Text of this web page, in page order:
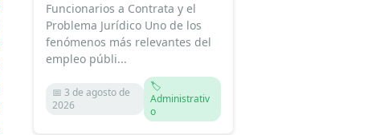
Funcionarios a Contrata y el
Problema Jurídico Uno de los
fenómenos más relevantes del
empleo públi...
📅 3 de agosto de
2026
🏷️
Administrativ
o